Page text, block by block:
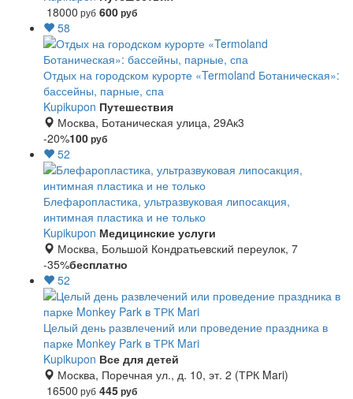
18000 руб 600руб
58
Отдых на городском курорте «Termoland Ботаническая»:
бассейны, парные, спа
Kupikupon Путешествия
Москва, Ботаническая улица, 29Ак3
-20%100руб
52
Блефаропластика, ультразвуковая липосакция,
интимная пластика и не только
Kupikupon Медицинские услуги
Москва, Большой Кондратьевский переулок, 7
-35%бесплатно
52
Целый день развлечений или проведение праздника в
парке Monkey Park в ТРК Mari
Kupikupon Все для детей
Москва, Поречная ул., д. 10, эт. 2 (ТРК Mari)
16500 руб 445руб